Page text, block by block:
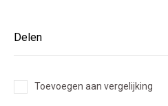
Delen
Toevoegen aan vergelijking